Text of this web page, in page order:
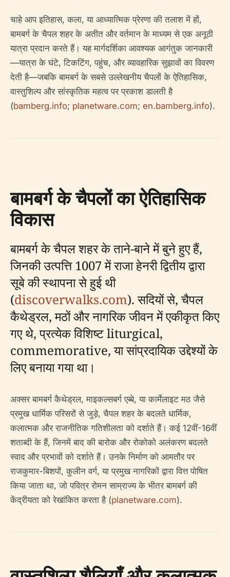
चाहे आप इतिहास, कला, या आध्यात्मिक प्रेरणा की तलाश में हों,
बामबर्ग के चैपल शहर के अतीत और वर्तमान के माध्यम से एक अनूठी
यात्रा प्रदान करते हैं। यह मार्गदर्शिका आवश्यक आगंतुक जानकारी
—यात्रा के घंटे, टिकटिंग, पहुंच, और व्यावहारिक सुझावों का विवरण
देती है—जबकि बामबर्ग के सबसे उल्लेखनीय चैपलों के ऐतिहासिक,
वास्तुशिल्प और सांस्कृतिक महत्व पर प्रकाश डालती है
(bamberg.info; planetware.com; en.bamberg.info).
बामबर्ग के चैपलों का ऐतिहासिक
विकास
बामबर्ग के चैपल शहर के ताने-बाने में बुने हुए हैं,
जिनकी उत्पत्ति 1007 में राजा हेनरी द्वितीय द्वारा
सूबे की स्थापना से हुई थी
(discoverwalks.com). सदियों से, चैपल
कैथेड्रल, मठों और नागरिक जीवन में एकीकृत किए
गए थे, प्रत्येक विशिष्ट liturgical,
commemorative, या सांप्रदायिक उद्देश्यों के
लिए बनाया गया था।
अक्सर बामबर्ग कैथेड्रल, माइकल्सबर्ग एब्बे, या कार्मेलाइट मठ जैसे
प्रमुख धार्मिक परिसरों से जुड़े, चैपल शहर के बदलते धार्मिक,
कलात्मक और राजनीतिक गतिशीलता को दर्शाते हैं। कई 12वीं-16वीं
शताब्दी के हैं, जिनमें बाद की बारोक और रोकोको अलंकरण बदलते
स्वाद और प्रभावों को दर्शाते हैं। उनके निर्माण को आमतौर पर
राजकुमार-बिशपों, कुलीन वर्ग, या प्रमुख नागरिकों द्वारा वित्त पोषित
किया जाता था, जो पवित्र रोमन साम्राज्य के भीतर बामबर्ग की
केंद्रीयता को रेखांकित करता है (planetware.com).